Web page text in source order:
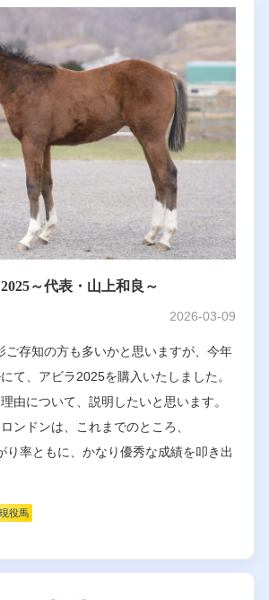
～代表・山上和良～
2026-03-09
存知の方も多いかと思いますが、今年
て、アビラ2025を購入いたしました。
由について、説明したいと思います。
ンドンは、これまでのところ、
り率ともに、かなり優秀な成績を叩き出
現役馬